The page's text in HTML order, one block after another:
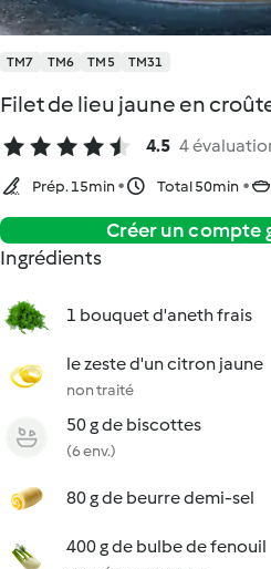
TM7 TM6 TM5 TM31
Filet de lieu jaune en
4.5 4
Prép. 15min Total 50min
Créer un
Ingrédients
1 bouquet d'aneth frais
le zeste d'un citron jaune
non traité
50 g de biscottes
(6 env.)
80 g de beurre demi-sel
400 g de bulbe de fenouil